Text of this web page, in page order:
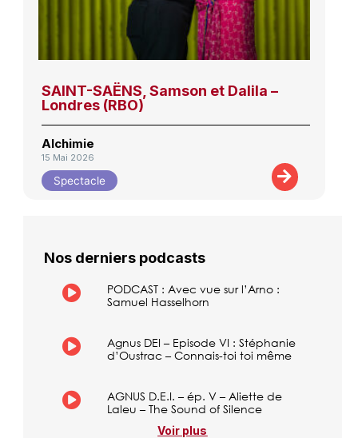
SAINT-SAËNS, Samson et Dalila –
Londres (RBO)
Alchimie
15 Mai 2026
Spectacle
Nos derniers podcasts
PODCAST : Avec vue sur l’Arno :
Samuel Hasselhorn
Agnus DEI – Episode VI : Stéphanie
d’Oustrac – Connais-toi toi même
AGNUS D.E.I. – ép. V – Aliette de
Laleu – The Sound of Silence
Voir plus